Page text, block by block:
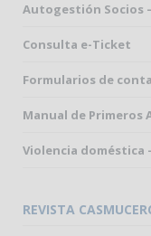
Autogestión Socios
Consulta e-Ticket
Formularios de
Manual de Primeros
Violencia doméstica
REVISTA